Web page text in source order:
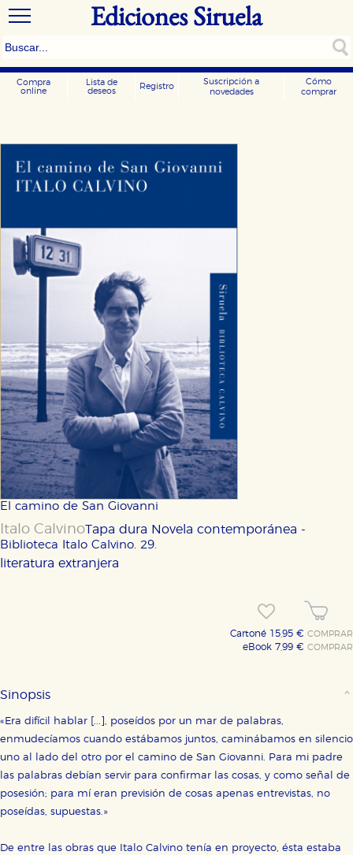
Ediciones Siruela
Compra
online
Lista de
deseos
Registro
Suscripción a
novedades
Cómo
comprar
El camino de San Giovanni
Italo Calvino
Biblioteca Italo Calvino. 29.
Tapa dura Novela contemporánea -
literatura extranjera
Cartoné 15,95 € COMPRAR
eBook 7,99 € COMPRAR
Sinopsis
«Era difícil hablar [...], poseídos por un mar de palabras,
enmudecíamos cuando estábamos juntos, caminábamos en silencio
uno al lado del otro por el camino de San Giovanni. Para mi padre
las palabras debían servir para confirmar las cosas, y como señal de
posesión; para mí eran previsión de cosas apenas entrevistas, no
poseídas, supuestas.»
De entre las obras que Italo Calvino tenía en proyecto, ésta estaba